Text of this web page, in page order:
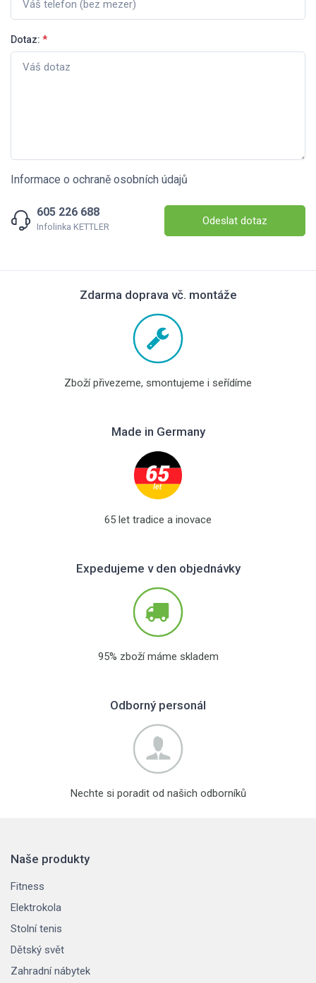
Dotaz: *
Informace o ochraně osobních údajů
605 226 688
Infolinka KETTLER Odeslat dotaz
Zdarma doprava vč. montáže
Zboží přivezeme, smontujeme i seřídíme
Made in Germany
65 let tradice a inovace
Expedujeme v den objednávky
95% zboží máme skladem
Odborný personál
Nechte si poradit od našich odborníků
Naše produkty
Fitness
Elektrokola
Stolní tenis
Dětský svět
Zahradní nábytek